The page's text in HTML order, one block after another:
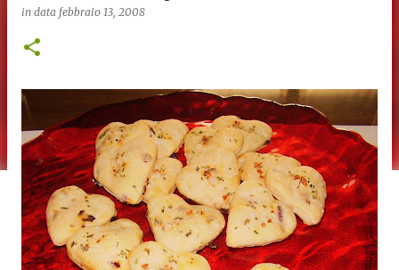
in data febbraio 13, 2008